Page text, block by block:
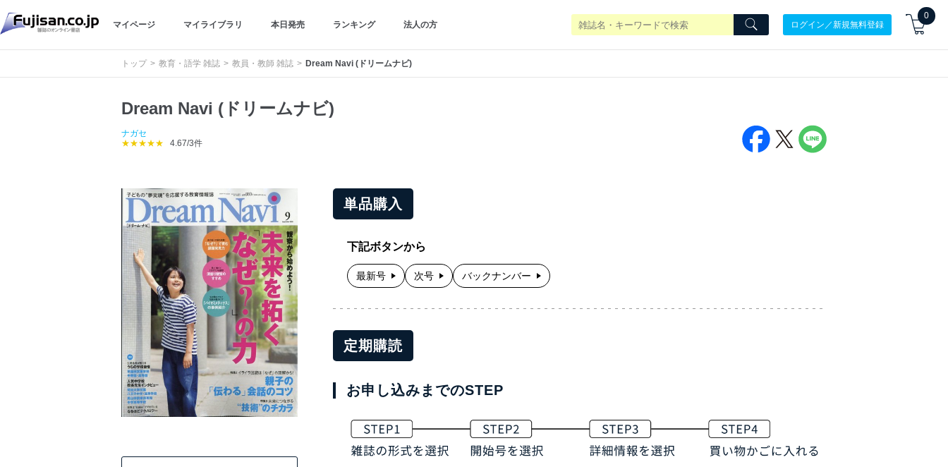
マイページ マイライブラリ 本日発売 ランキング 法人の方 ログイン／新規無料登録
0
トップ 教育・語学 雑誌 教員・教師 雑誌 Dream Navi (ドリームナビ)
Dream Navi (ドリームナビ)
ナガセ
★★★★★
4.67/3件
単品購入
下記ボタンから
最新号 次号 バックナンバー
定期購読
お申し込みまでのSTEP